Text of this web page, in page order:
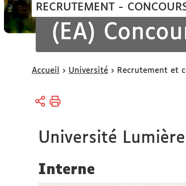
RECRUTEMENT -
(EA)
Vous
ici :
Accueil Université Recrutement et
Université
Interne